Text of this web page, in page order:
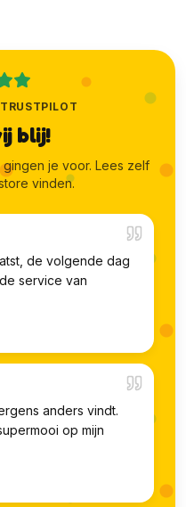
blij!
je voor. Lees zelf
vinden.
de volgende dag
service van
anders vindt.
op mijn